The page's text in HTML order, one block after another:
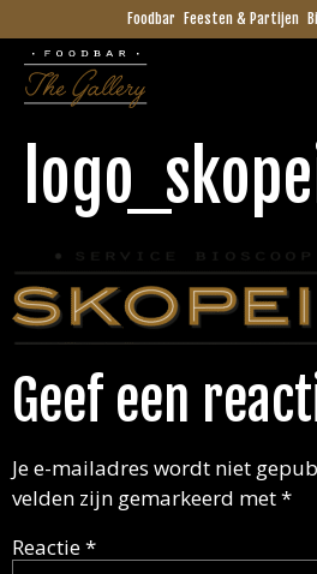
Foodbar Feesten & Partijen
Geef een
Je e-mailadres wordt niet
velden zijn gemarkeerd met*
Reactie*